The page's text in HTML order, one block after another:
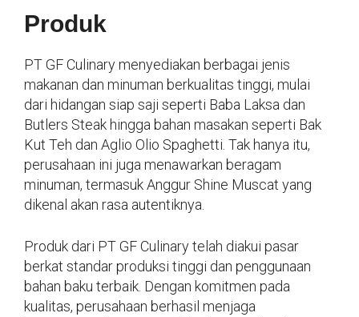
Produk
PT GF Culinary menyediakan berbagai jenis
makanan dan minuman berkualitas tinggi, mulai
dari hidangan siap saji seperti Baba Laksa dan
Butlers Steak hingga bahan masakan seperti Bak
Kut Teh dan Aglio Olio Spaghetti. Tak hanya itu,
perusahaan ini juga menawarkan beragam
minuman, termasuk Anggur Shine Muscat yang
dikenal akan rasa autentiknya.
Produk dari PT GF Culinary telah diakui pasar
berkat standar produksi tinggi dan penggunaan
bahan baku terbaik. Dengan komitmen pada
kualitas, perusahaan berhasil menjaga